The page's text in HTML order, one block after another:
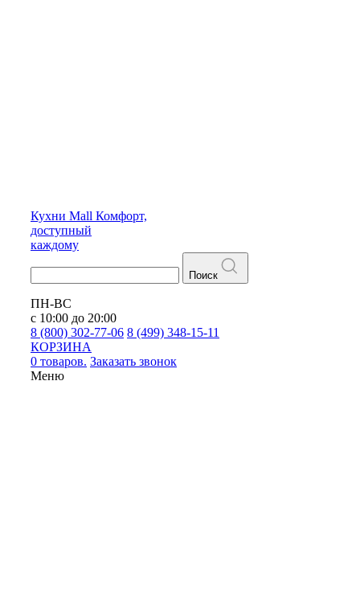
Кухни Mall Комфорт,
доступный
каждому
Поиск
ПН-ВС
с 10:00 до 20:00
8 (800) 302-77-06 8 (499) 348-15-11
КОРЗИНА
0 товаров. Заказать звонок
Меню